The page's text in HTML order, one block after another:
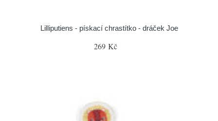
Lilliputiens - pískací chrastítko - dráček Joe
269 Kč